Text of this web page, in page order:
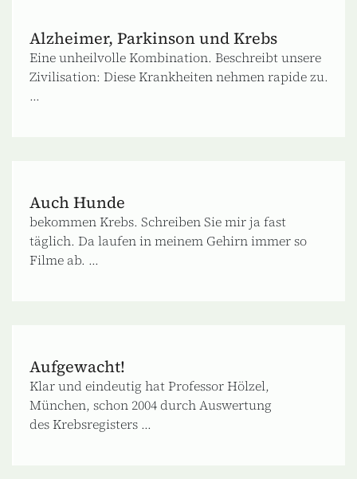
Alzheimer, Parkinson und Krebs
Eine unheilvolle Kombination. Beschreibt unsere
Zivilisation: Diese Krankheiten nehmen rapide zu.
...
Auch Hunde
bekommen Krebs. Schreiben Sie mir ja fast
täglich. Da laufen in meinem Gehirn immer so
Filme ab. ...
Aufgewacht!
Klar und eindeutig hat Professor Hölzel,
München, schon 2004 durch Auswertung
des Krebsregisters ...